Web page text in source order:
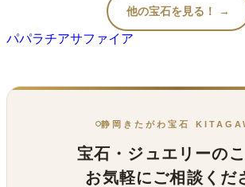
他の宝石を見る！ →
パパラチアサファイア
静岡きたがわ宝石
宝石・ジュエリーのこ
お気軽にご相談くだ